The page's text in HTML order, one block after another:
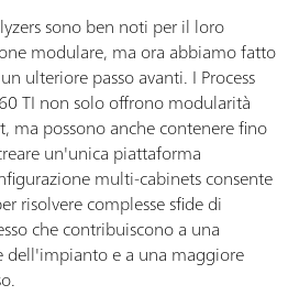
sono ben noti per il loro
modulare, ma ora abbiamo fatto
ulteriore passo avanti. I Process
TI non solo offrono modularità
ma possono anche contenere fino
un'unica piattaforma
multi-cabinets consente
risolvere complesse sfide di
che contribuiscono a una
dell'impianto e a una maggiore